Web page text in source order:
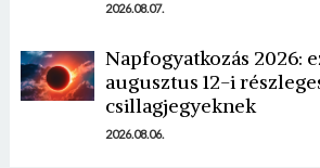
2026.08.07.
Napfogyatkozás 2026:
augusztus 12-i
csillagjegyeknek
2026.08.06.